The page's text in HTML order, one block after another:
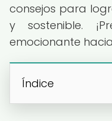
consejos para
y sostenible.
emocionante
Índice